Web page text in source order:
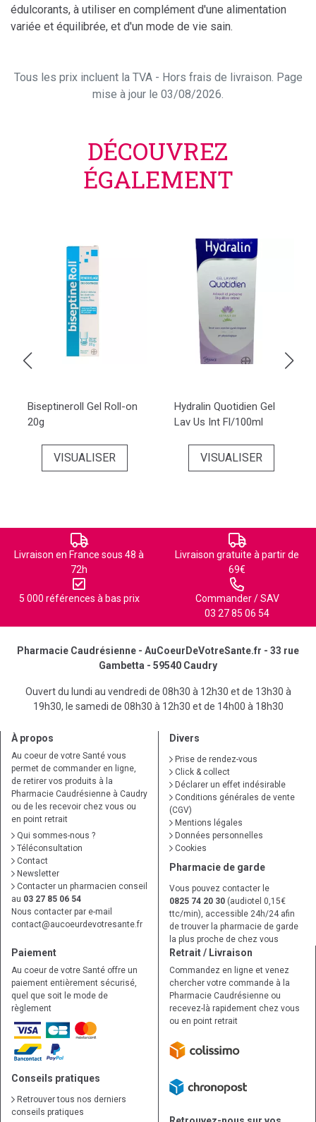
édulcorants, à utiliser en complément d'une alimentation
variée et équilibrée, et d'un mode de vie sain.
Tous les prix incluent la TVA - Hors frais de livraison. Page
mise à jour le 03/08/2026.
DÉCOUVREZ
ÉGALEMENT
Biseptineroll Gel Roll-on
20g
VISUALISER
Hydralin Quotidien Gel
Lav Us Int Fl/100ml
VISUALISER
Livraison en France sous 48 à
72h
Livraison gratuite à partir de
69€
5 000 références à bas prix
Commander / SAV
03 27 85 06 54
Pharmacie Caudrésienne - AuCoeurDeVotreSante.fr - 33 rue
Gambetta - 59540 Caudry
Ouvert du lundi au vendredi de 08h30 à 12h30 et de 13h30 à
19h30, le samedi de 08h30 à 12h30 et de 14h00 à 18h30
À propos
Au coeur de votre Santé vous
permet de commander en ligne,
de retirer vos produits à la
Pharmacie Caudrésienne à Caudry
ou de les recevoir chez vous ou
en point retrait
Qui sommes-nous ?
Téléconsultation
Contact
Newsletter
Contacter un pharmacien conseil
au 03 27 85 06 54
Nous contacter par e-mail
contact@aucoeurdevotresante.fr
Divers
Prise de rendez-vous
Click & collect
Déclarer un effet indésirable
Conditions générales de vente
(CGV)
Mentions légales
Données personnelles
Cookies
Pharmacie de garde
Vous pouvez contacter le
0825 74 20 30 (audiotel 0,15€
ttc/min), accessible 24h/24 afin
de trouver la pharmacie de garde
la plus proche de chez vous
Paiement
Au coeur de votre Santé offre un
paiement entièrement sécurisé,
quel que soit le mode de
règlement
Conseils pratiques
Retrouver tous nos derniers
conseils pratiques
Retrait / Livraison
Commandez en ligne et venez
chercher votre commande à la
Pharmacie Caudrésienne ou
recevez-là rapidement chez vous
ou en point retrait